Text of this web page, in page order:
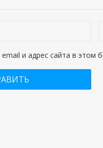
и адрес сайта в этом